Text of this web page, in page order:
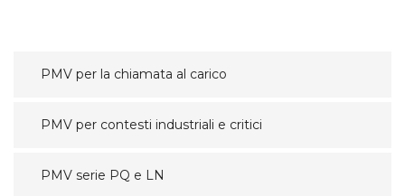
PMV per la chiamata al carico
PMV per contesti industriali e critici
PMV serie PQ e LN